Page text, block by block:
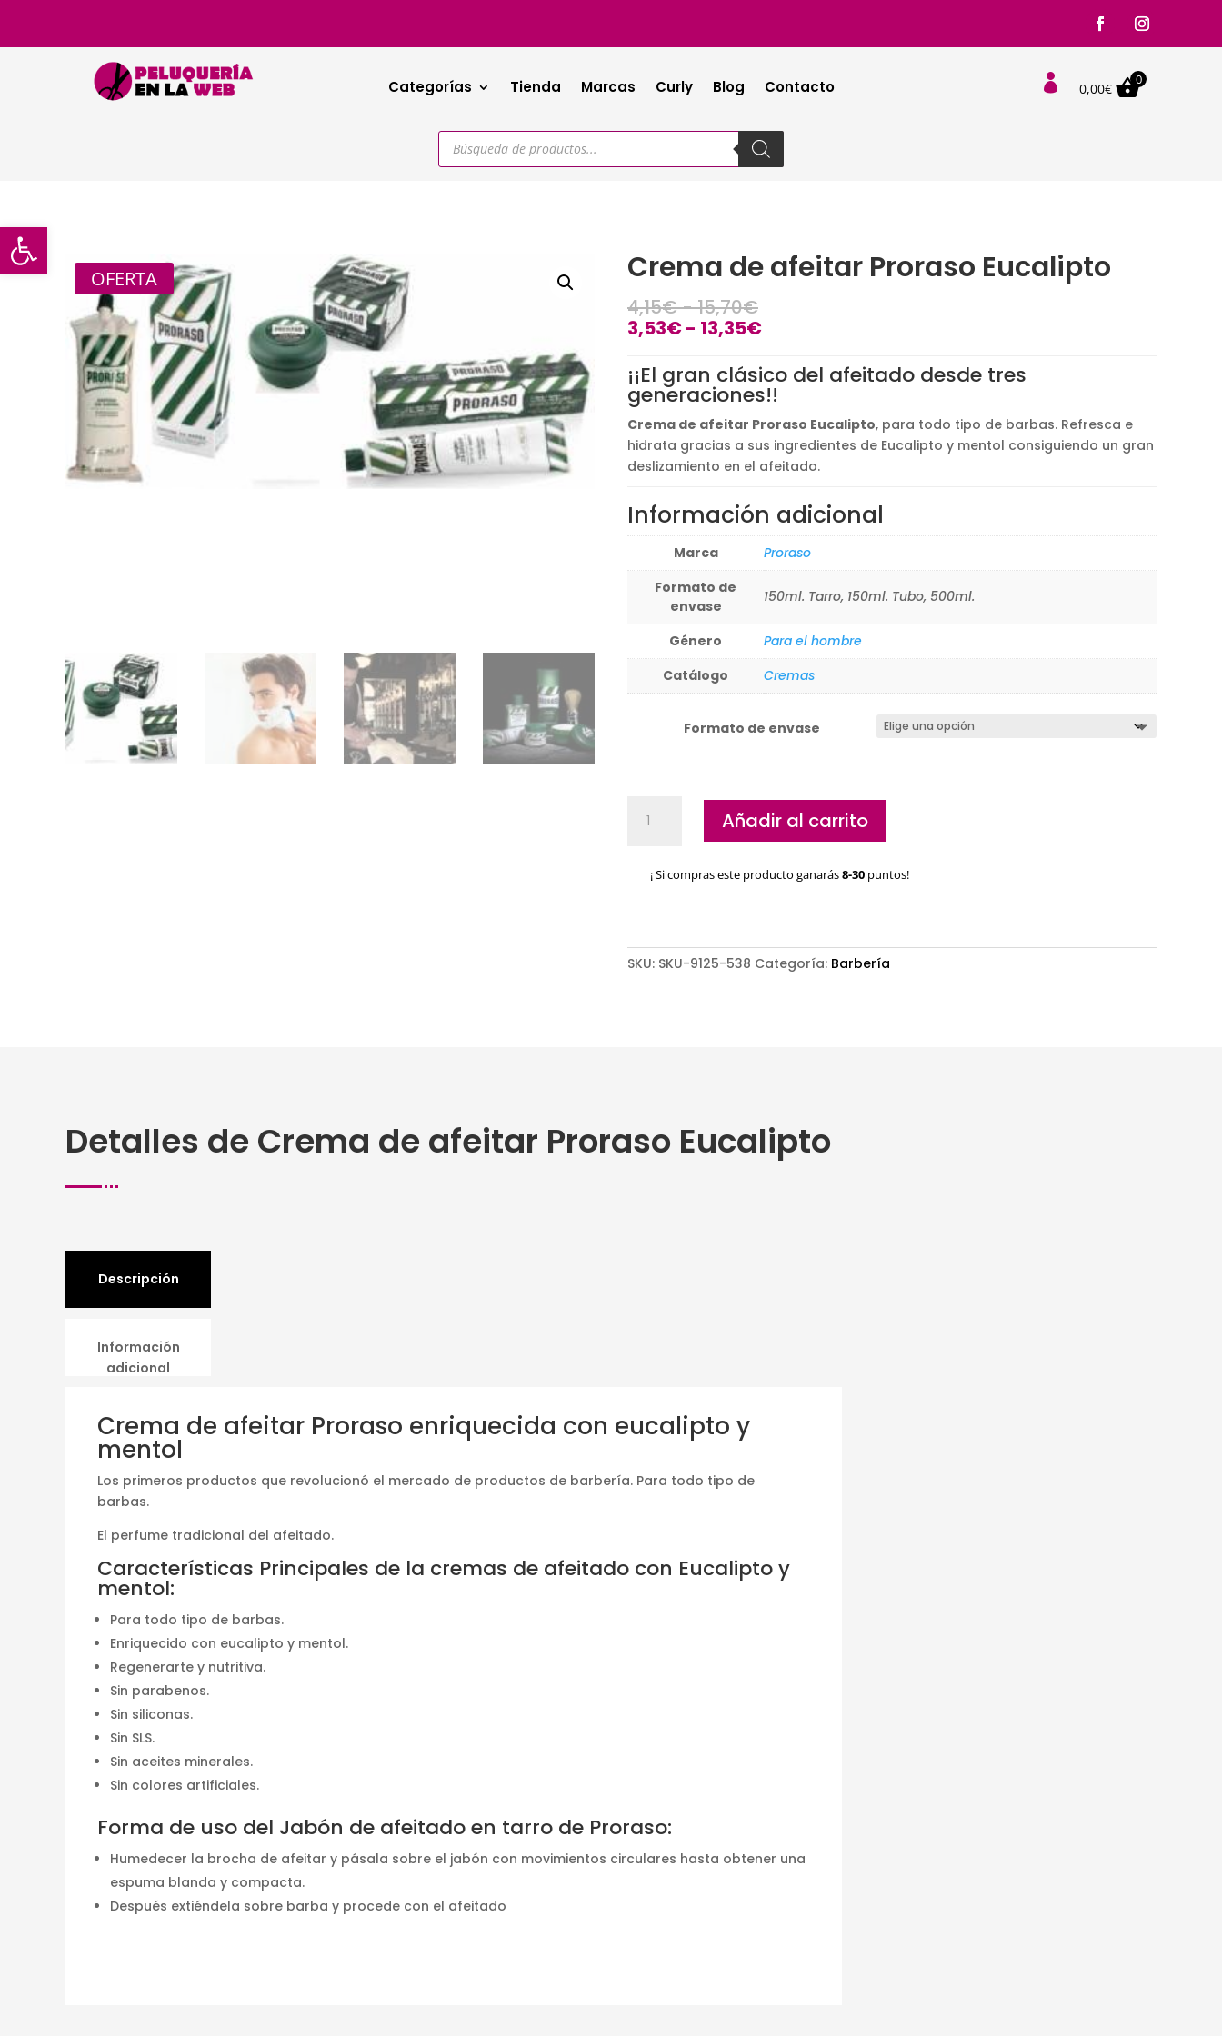
Abrir barra de herramientas
Categorías Tienda Marcas Curly Blog Contacto  0,00€
0
Búsqueda
productos
OFERTA Crema de afeitar Proraso Eucalipto
4,15€-15,70€Rango
de
desde
4,15€
15,70€
3,53€- 13,35€Rango
precios:
desde
hasta
13,35€
¡¡El gran clásico del afeitado desde tres
generaciones!!
Crema de afeitar Proraso Eucalipto, para todo tipo de barbas. Refresca e
hidrata gracias a sus ingredientes de Eucalipto y mentol consiguiendo un gran
deslizamiento en el afeitado.
Información adicional
Marca
Proraso
Formato de
envase
150ml. Tarro, 150ml. Tubo, 500ml.
Género
Para el hombre
Catálogo
Cremas
Formato de envase
Proraso
Añadir al carrito
¡ Si compras este producto ganarás8-30 puntos!
SKU: SKU-9125-538 Categoría: Barbería
Detalles de Crema de afeitar Proraso Eucalipto
Descripción
Información
adicional
Crema de afeitar Proraso enriquecida con eucalipto y
mentol
Los primeros productos que revolucionó el mercado de productos de barbería. Para todo tipo de
barbas.
El perfume tradicional del afeitado.
Características Principales de la cremas de afeitado con Eucalipto y
mentol:
Para todo tipo de barbas.
Enriquecido con eucalipto y mentol.
Regenerarte y nutritiva.
Sin parabenos.
Sin siliconas.
Sin SLS.
Sin aceites minerales.
Sin colores artificiales.
Forma de uso del Jabón de afeitado en tarro de Proraso:
Humedecer la brocha de afeitar y pásala sobre el jabón con movimientos circulares hasta obtener una
espuma blanda y compacta.
Después extiéndela sobre barba y procede con el afeitado